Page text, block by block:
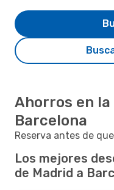
Ahorros en
Barcelona
Reserva antes de
Los mejores
de Madrid a